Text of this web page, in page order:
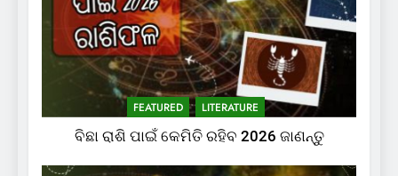
FEATURED LITERATURE
ବିଛା ରାଶି ପାଇଁ କେମିତି ରହିବ 2026 ଜାଣନ୍ତୁ